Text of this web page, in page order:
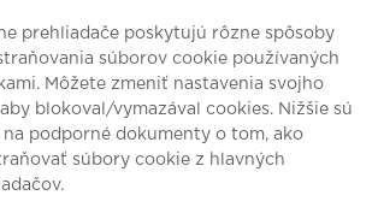
prehliadače poskytujú rôzne spôsoby
súborov cookie používaných
Môžete zmeniť nastavenia svojho
blokoval/vymazával cookies. Nižšie sú
na podporné dokumenty o tom, ako
súbory cookie z hlavných